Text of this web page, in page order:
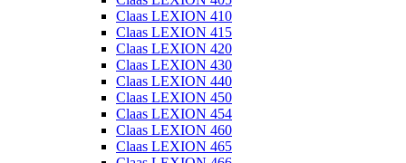
Claas LEXION 410
Claas LEXION 415
Claas LEXION 420
Claas LEXION 430
Claas LEXION 440
Claas LEXION 450
Claas LEXION 454
Claas LEXION 460
Claas LEXION 465